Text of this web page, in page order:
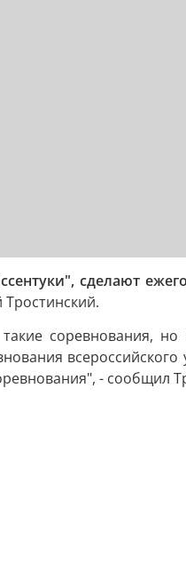
сделают
соревнования,
всероссийского
- сообщил